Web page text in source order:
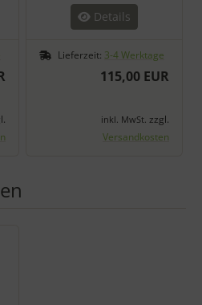
Details
Lieferzeit: 3-4 Werktage
115,00 EUR
inkl. MwSt. zzgl.
Versandkosten
navigieren Sie mit der Tab-Taste